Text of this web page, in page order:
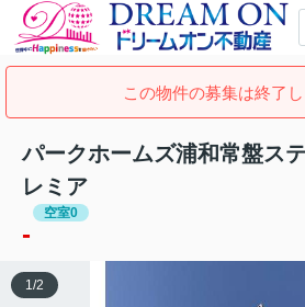
この物件の募集は終了し
パークホームズ浦和常盤ス
レミア
空室0
-
1/2